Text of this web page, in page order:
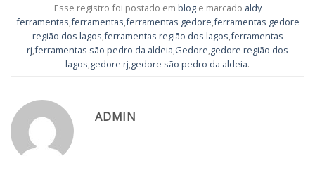
Esse registro foi postado em bloge marcado aldy
ferramentas ferramentas ferramentas gedore ferramentas gedore
região dos lagos ferramentas região dos lagos ferramentas
rj ferramentas são pedro da aldeia Gedore gedore região dos
lagos gedore rj gedore são pedro da aldeia.
ADMIN